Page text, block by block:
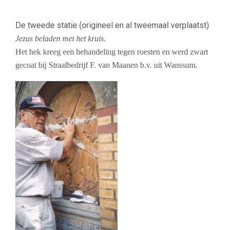
De tweede statie (origineel en al tweemaal verplaatst)
Jezus beladen met het kruis.
Het hek kreeg een behandeling tegen roesten en werd zwart
gecoat bij Straalbedrijf F. van Maanen b.v. uit Wanssum.